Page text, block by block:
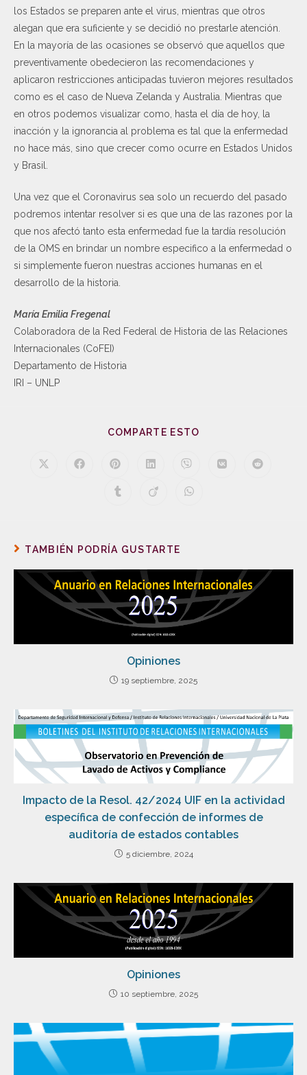
los Estados se preparen ante el virus, mientras que otros
alegan que era suficiente y se decidió no prestarle atención.
En la mayoría de las ocasiones se observó que aquellos que
preventivamente obedecieron las recomendaciones y
aplicaron restricciones anticipadas tuvieron mejores resultados
como es el caso de Nueva Zelanda y Australia. Mientras que
en otros podemos visualizar como, hasta el día de hoy, la
inacción y la ignorancia al problema es tal que la enfermedad
no hace más, sino que crecer como ocurre en Estados Unidos
y Brasil.
Una vez que el Coronavirus sea solo un recuerdo del pasado
podremos intentar resolver si es que una de las razones por la
que nos afectó tanto esta enfermedad fue la tardía resolución
de la OMS en brindar un nombre especifico a la enfermedad o
si simplemente fueron nuestras acciones humanas en el
desarrollo de la historia.
María Emilia Fregenal
Colaboradora de la Red Federal de Historia de las Relaciones
Internacionales (CoFEI)
Departamento de Historia
IRI – UNLP
COMPARTE ESTO
TAMBIÉN PODRÍA GUSTARTE
Opiniones
19 septiembre, 2025
Impacto de la Resol. 42/2024 UIF en la actividad
específica de confección de informes de
auditoría de estados contables
5 diciembre, 2024
Opiniones
10 septiembre, 2025